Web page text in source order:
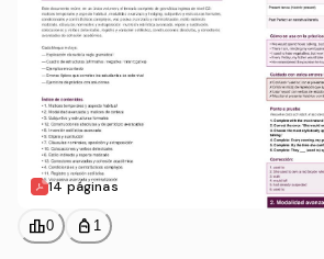
14 páginas
leaderboard0 personal_bag 1